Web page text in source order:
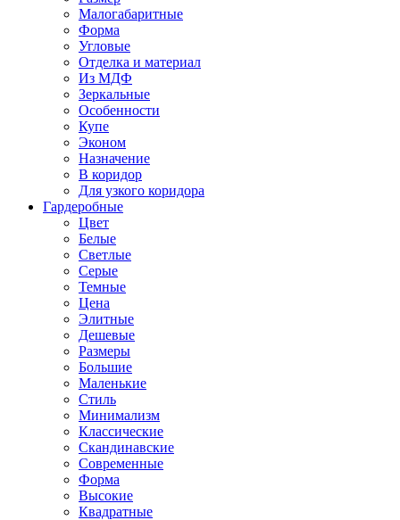
Малогабаритные
Форма
Угловые
Отделка и материал
Из МДФ
Зеркальные
Особенности
Купе
Эконом
Назначение
В коридор
Для узкого коридора
Гардеробные
Цвет
Белые
Светлые
Серые
Темные
Цена
Элитные
Дешевые
Размеры
Большие
Маленькие
Стиль
Минимализм
Классические
Скандинавские
Современные
Форма
Высокие
Квадратные